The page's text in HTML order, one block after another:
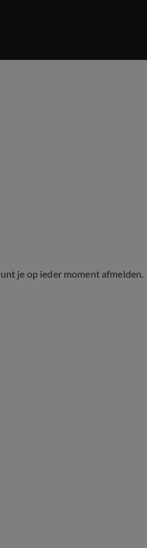
je op ieder moment afmelden.